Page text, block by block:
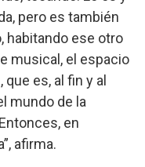
pero es también
habitando ese otro
musical, el espacio
es, al fin y al
mundo de la
en
afirma.